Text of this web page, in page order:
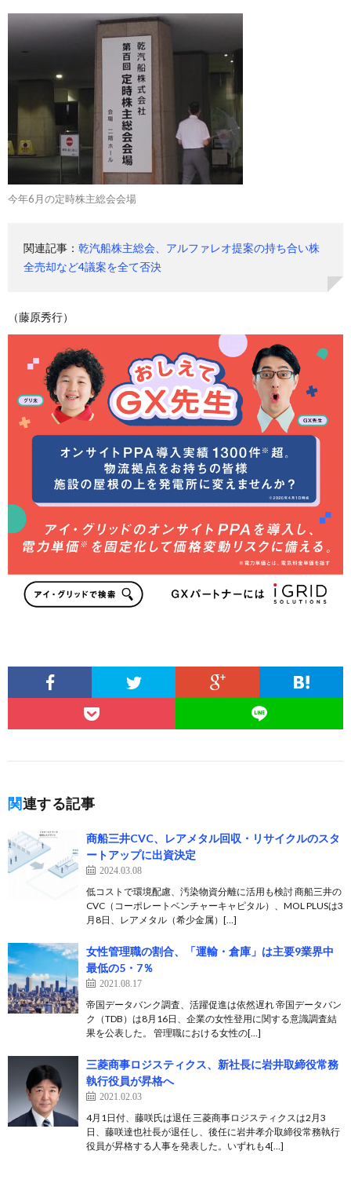
今年6月の定時株主総会会場
関連記事： 乾汽船株主総会、アルファレオ提案の持ち合い株
全売却など4議案を全て否決
（藤原秀行）
関連する記事
商船三井CVC、レアメタル回収・リサイクルのスタ
ートアップに出資決定
2024.03.08
低コストで環境配慮、汚染物資分離に活用も検討 商船三井の
CVC（コーポレートベンチャーキャピタル）、MOL PLUSは3
月8日、レアメタル（希少金属）[…]
女性管理職の割合、「運輸・倉庫」は主要9業界中
最低の5・7％
2021.08.17
帝国データバンク調査、活躍促進は依然遅れ 帝国データバン
ク（TDB）は8月16日、企業の女性登用に関する意識調査結
果を公表した。 管理職における女性の[…]
三菱商事ロジスティクス、新社長に岩井取締役常務
執行役員が昇格へ
2021.02.03
4月1日付、藤咲氏は退任 三菱商事ロジスティクスは2月3
日、藤咲達也社長が退任し、後任に岩井孝介取締役常務執行
役員が昇格する人事を発表した。いずれも4[…]